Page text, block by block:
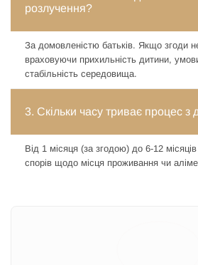
розлучення?
За домовленістю батьків. Якщо згоди
враховуючи прихильність дитини,
стабільність середовища.
3. Скільки часу триває процес з
Від 1 місяця (за згодою) до 6-12
спорів щодо місця проживання чи